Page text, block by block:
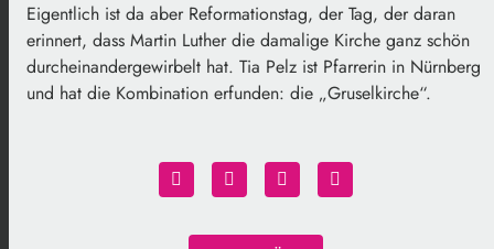
Eigentlich ist da aber Reformationstag, der Tag, der daran
erinnert, dass Martin Luther die damalige Kirche ganz schön
durcheinandergewirbelt hat. Tia Pelz ist Pfarrerin in Nürnberg
und hat die Kombination erfunden: die „Gruselkirche“.